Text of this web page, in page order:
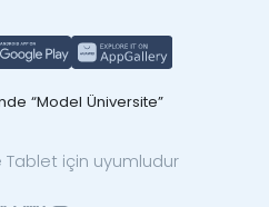
“Model Üniversite”
Tablet için uyumludur